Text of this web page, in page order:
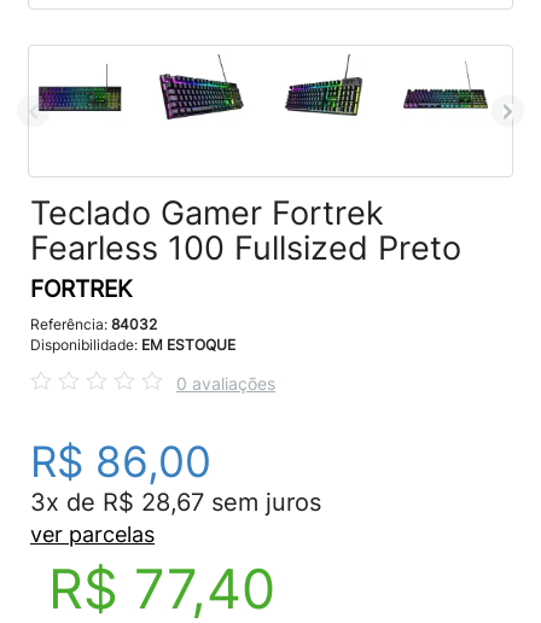
Teclado Gamer Fortrek
Fearless 100 Fullsized Preto
FORTREK
Referência: 84032
Disponibilidade: EM ESTOQUE
0 avaliações
R$ 86,00
3x de R$ 28,67 sem juros
ver parcelas
R$ 77,40